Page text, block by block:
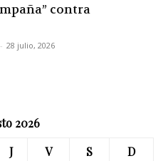
contra
- 28 julio, 2026
2026
J V S
D